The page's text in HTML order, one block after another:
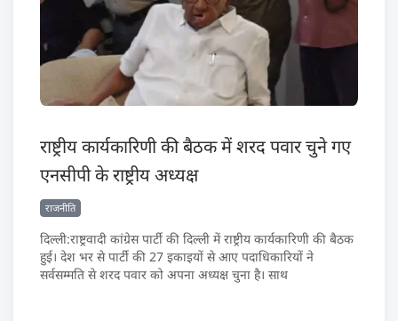
राष्ट्रीय कार्यकारिणी की बैठक में शरद पवार चुने गए
एनसीपी के राष्ट्रीय अध्यक्ष
राजनीति
दिल्ली:राष्ट्रवादी कांग्रेस पार्टी की दिल्ली में राष्ट्रीय कार्यकारिणी की बैठक
हुई। देश भर से पार्टी की 27 इकाइयों से आए पदाधिकारियों ने
सर्वसम्मति से शरद पवार को अपना अध्यक्ष चुना है। साथ